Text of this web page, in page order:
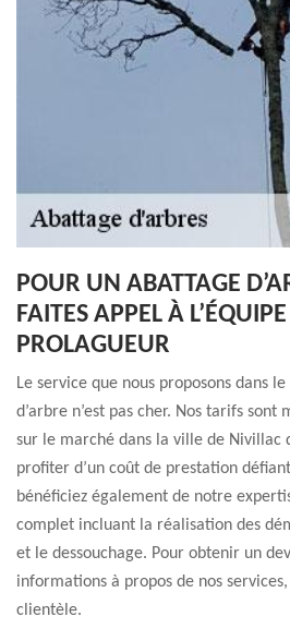
POUR UN ABATTAGE
FAITES APPEL À
PROLAGUEUR
Le service que nous proposons dans
d’arbre n’est pas cher. Nos tarifs sont
sur le marché dans la ville de Nivillac
profiter d’un coût de prestation
bénéficiez également de notre
complet incluant la réalisation des
et le dessouchage. Pour obtenir un
informations à propos de nos
clientèle.